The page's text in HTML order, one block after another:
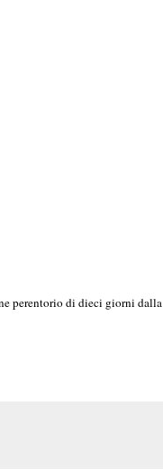
perentorio di dieci giorni dalla